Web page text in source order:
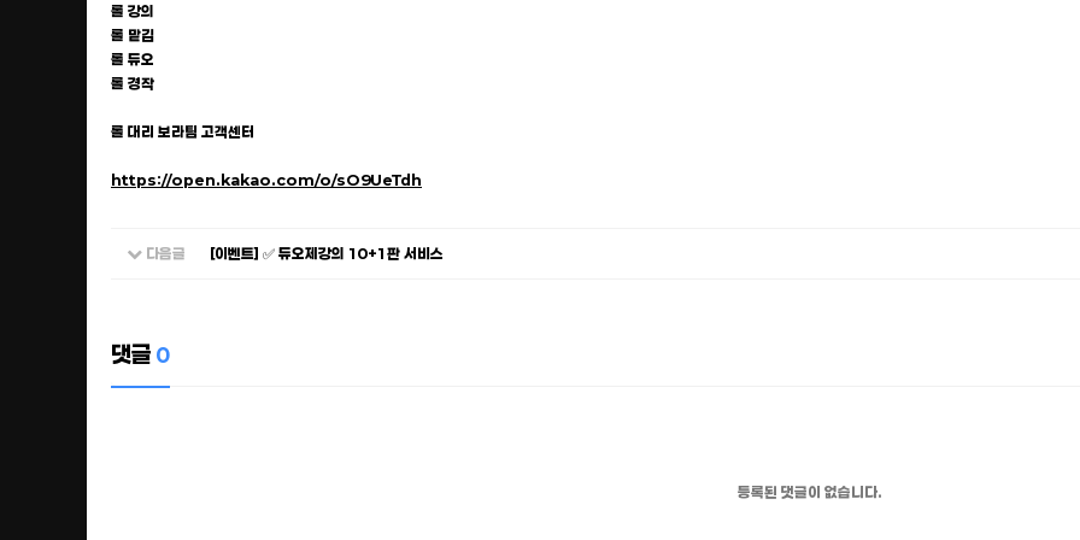
롤 강의
롤 맡김
롤 듀오
롤 경작
롤 대리 보라팀 고객센터
https://open.kakao.com/o/sO9UeTdh
다음글 [이벤트] ✅ 듀오제강의 10+1판 서비스
댓글 0
등록된 댓글이 없습니다.